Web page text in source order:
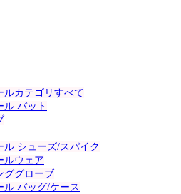
ルカテゴリすべて
ル バット
ル シューズ/スパイク
ルウェア
ググローブ
ル バッグ/ケース